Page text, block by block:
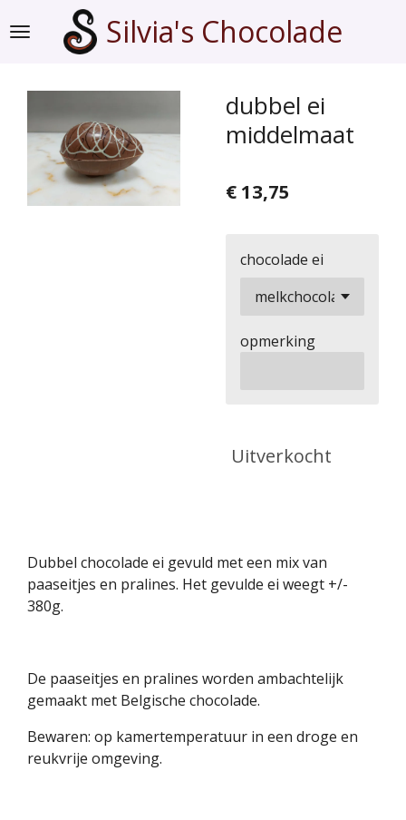
direct
Silvia's Chocolade
dubbel ei
middelmaat
€ 13,75
chocolade ei
opmerking
Uitverkocht
Dubbel chocolade ei gevuld met een mix van
paaseitjes en pralines. Het gevulde ei weegt +/-
380g.
De paaseitjes en pralines worden ambachtelijk
gemaakt met Belgische chocolade.
Bewaren: op kamertemperatuur in een droge en
reukvrije omgeving.